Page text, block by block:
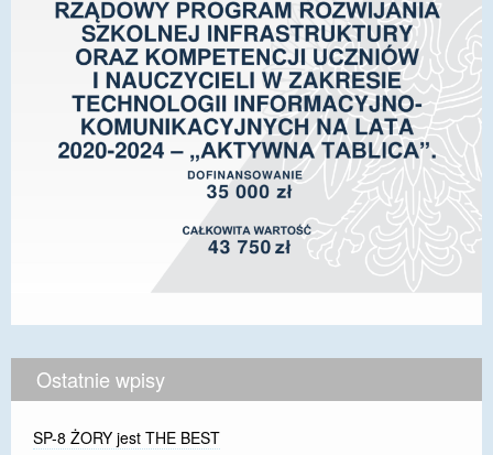
Ostatnie wpisy
SP-8 ŻORY jest THE BEST